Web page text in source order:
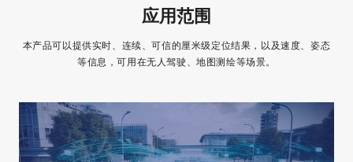
应用范围
本产品可以提供实时、连续、可信的厘米级定位结果，以及速度、姿态
等信息，可用在无人驾驶、地图测绘等场景。